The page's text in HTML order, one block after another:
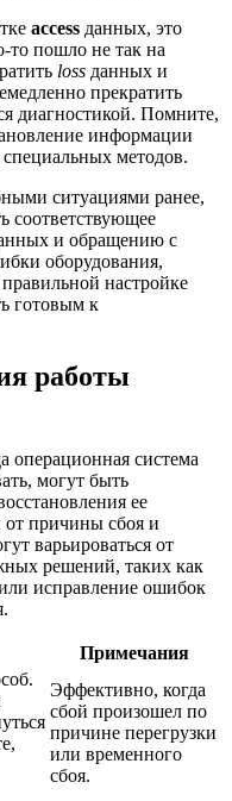
access данных, это
то пошло не так на
loss данных и
прекратить
диагностикой. Помните,
информации
методов.
ситуациями ранее,
соответствующее
и обращению с
оборудования,
настройке
готовым к
работы
операционная система
могут быть
ее
от причины сбоя и
варьироваться от
решений, таких как
исправление ошибок
Примечания
Эффективно, когда
сбой произошел по
причине перегрузки
или временного
сбоя.